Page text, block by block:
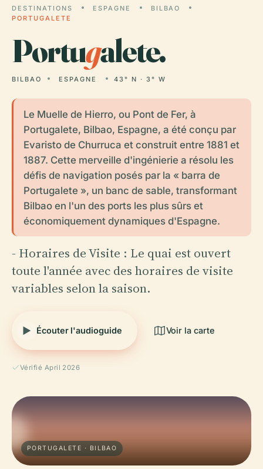
DESTINATIONS ESPAGNE
BILBAO
PORTUGALETE
Portugalete.
BILBAO ESPAGNE 43° N · 3° W
Le Muelle de Hierro, ou Pont de Fer, à
Portugalete, Bilbao, Espagne, a été conçu par
Evaristo de Churruca et construit entre 1881 et
1887. Cette merveille d'ingénierie a résolu les
défis de navigation posés par la « barra de
Portugalete », un banc de sable, transformant
Bilbao en l'un des ports les plus sûrs et
économiquement dynamiques d'Espagne.
- Horaires de Visite : Le quai est ouvert
toute l'année avec des horaires de visite
variables selon la saison.
Écouter l'audioguide Voir la carte
Vérifié April 2026
PORTUGALETE · BILBAO